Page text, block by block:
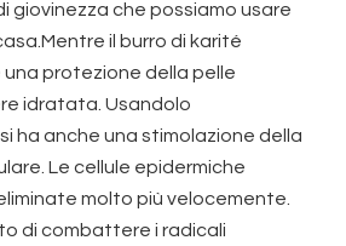
giovinezza che possiamo usare
il burro di karité
protezione della pelle
idratata. Usandolo
ha anche una stimolazione della
Le cellule epidermiche
molto più velocemente.
di combattere i radicali